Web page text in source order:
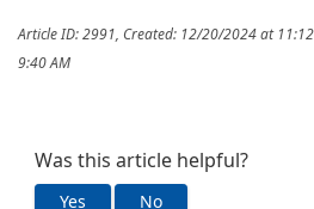
Article ID: 2991, Created: 12/20/2024 at
9:40 AM
Was this article helpful?
Yes No